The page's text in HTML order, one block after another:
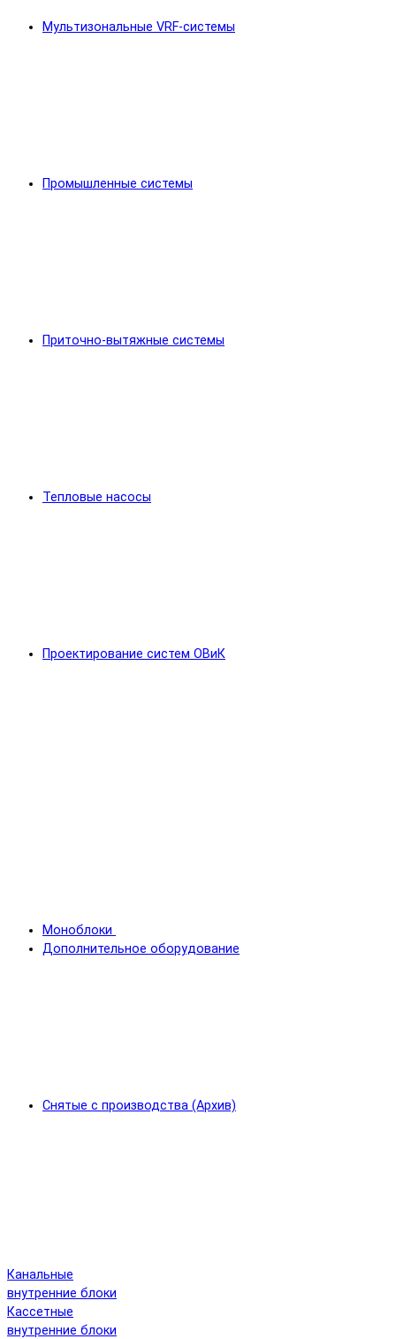
Мультизональные VRF-системы
Промышленные системы
Приточно-вытяжные системы
Тепловые насосы
Проектирование систем ОВиК
Моноблоки
Дополнительное оборудование
Снятые с производства (Архив)
Канальные
внутренние блоки
Кассетные
внутренние блоки